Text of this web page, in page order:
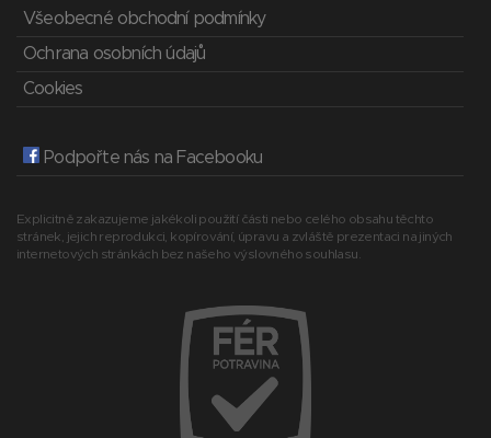
Všeobecné obchodní podmínky
Ochrana osobních údajů
Cookies
Podpořte nás na Facebooku
Explicitně zakazujeme jakékoli použití části nebo celého obsahu těchto
stránek, jejich reprodukci, kopírování, úpravu a zvláště prezentaci na jiných
internetových stránkách bez našeho výslovného souhlasu.